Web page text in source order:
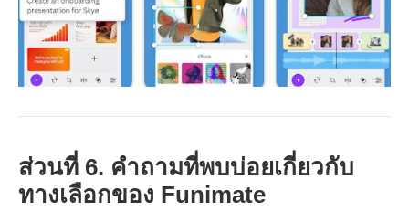
ส่วนที่ 6. คำถามที่พบบ่อยเกี่ยวกับ
ทางเลือกของ Funimate